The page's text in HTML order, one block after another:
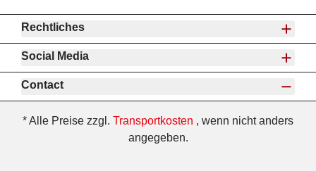
Rechtliches
Social Media
Contact
* Alle Preise zzgl. Transportkosten , wenn nicht anders
angegeben.